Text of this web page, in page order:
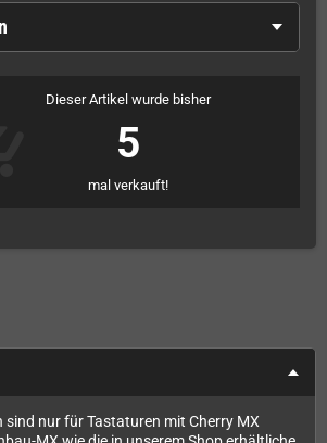
Dieser Artikel wurde bisher
5
mal verkauft!
sind nur für Tastaturen mit Cherry MX